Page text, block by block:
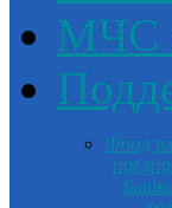
МЧС
Фонд